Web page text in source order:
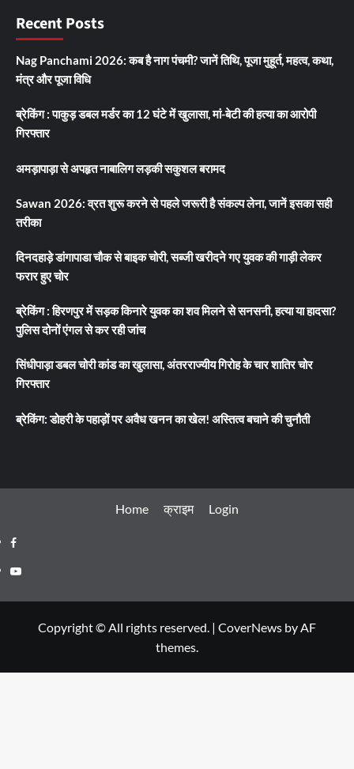
Recent Posts
Nag Panchami 2026: कब है नाग पंचमी? जानें तिथि, पूजा मुहूर्त, महत्व, कथा,
मंत्र और पूजा विधि
ब्रेकिंग : पाकुड़ डबल मर्डर का 12 घंटे में खुलासा, मां-बेटी की हत्या का आरोपी
गिरफ्तार
अमड़ापाड़ा से अपहृत नाबालिग लड़की सकुशल बरामद
Sawan 2026: व्रत शुरू करने से पहले जरूरी है संकल्प लेना, जानें इसका सही
तरीका
दिनदहाड़े डांगापाडा चौक से बाइक चोरी, सब्जी खरीदने गए युवक की गाड़ी लेकर
फरार हुए चोर
ब्रेकिंग : हिरणपुर में सड़क किनारे युवक का शव मिलने से सनसनी, हत्या या हादसा?
पुलिस दोनों एंगल से कर रही जांच
सिंधीपाड़ा डबल चोरी कांड का खुलासा, अंतरराज्यीय गिरोह के चार शातिर चोर
गिरफ्तार
ब्रेकिंग: डोहरी के पहाड़ों पर अवैध खनन का खेल! अस्तित्व बचाने की चुनौती
Home क्राइम Login
Facebook
Youtube
Copyright © All rights reserved. | CoverNews by AF
themes.